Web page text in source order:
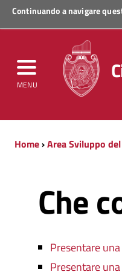
Continuando a navigare
MENU
Regione
Home›Area Sviluppo
Che
Presentare
Presentare